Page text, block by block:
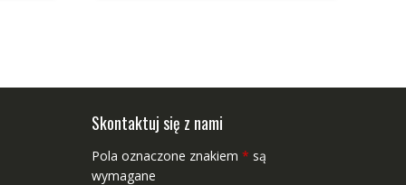
Skontaktuj się z nami
Pola oznaczone znakiem * są
wymagane